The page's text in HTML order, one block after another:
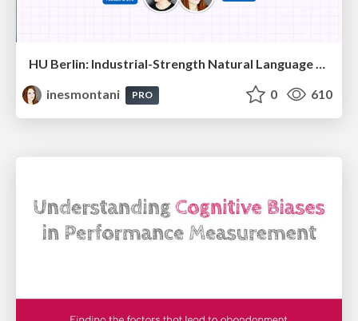
HU Berlin: Industrial-Strength Natural Language Processing with spaCy and Prodigy
inesmontani
PRO 0 610